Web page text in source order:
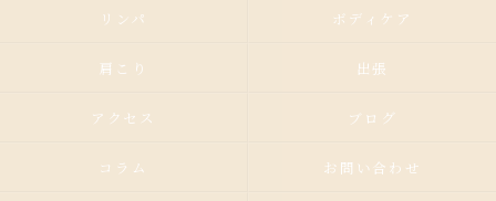
リンパ ボディケア
肩こり 出張
アクセス ブログ
コラム お問い合わせ